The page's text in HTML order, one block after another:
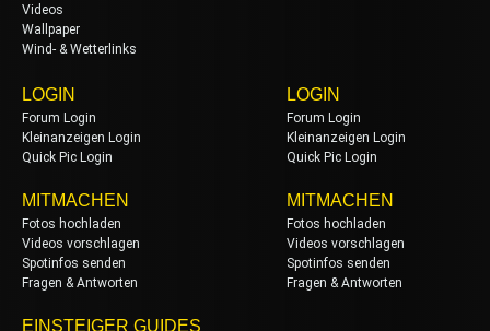
Videos
Wallpaper
Wind- & Wetterlinks
LOGIN
Forum Login
Kleinanzeigen Login
Quick Pic Login
MITMACHEN
Fotos hochladen
Videos vorschlagen
Spotinfos senden
Fragen & Antworten
EINSTEIGER GUIDES
LOGIN
Forum Login
Kleinanzeigen Login
Quick Pic Login
MITMACHEN
Fotos hochladen
Videos vorschlagen
Spotinfos senden
Fragen & Antworten